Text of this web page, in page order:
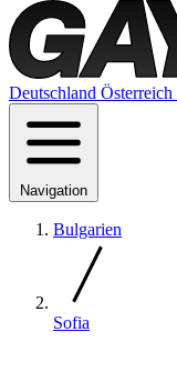
Deutschland Österreich
Navigation
Bulgarien
Sofia